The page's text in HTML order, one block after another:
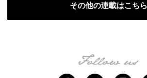
その他の連載はこちら